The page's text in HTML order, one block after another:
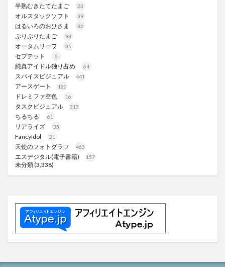
半熟むきたてたまご 23
オルスタックソフト 39
はるいろのおひさま 32
ぷりぷりたまご 93
オータムリーフ 35
セプテット 6
純真アイドル独り占め 64
スパイスビジュアル 441
アースゲート 120
ドレミファ空色 16
タスクビジュアル 313
ちるちる 61
リアライズ 35
FancyIdol 21
天使のフォトグラフ 463
エスデジタル(電子書籍) 157
未分類(3,338)